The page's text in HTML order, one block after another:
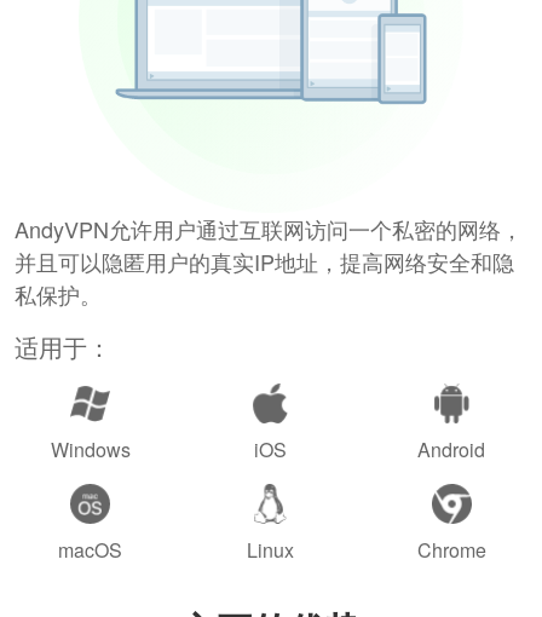
AndyVPN允许用户通过互联网访问一个私密的网络，
并且可以隐匿用户的真实IP地址，提高网络安全和隐
私保护。
适用于：
Windows iOS Android
macOS Linux Chrome